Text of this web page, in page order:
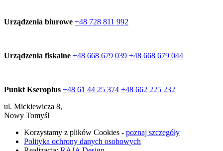
Urządzenia biurowe +48 728 811 992
Urządzenia fiskalne +48 668 679 039 +48 668 679 044
Punkt Kseroplus +48 61 44 25 374 +48 662 225 232
ul. Mickiewicza 8,
Nowy Tomyśl
Korzystamy z plików Cookies - poznaj szczegóły
Polityka ochrony danych osobowych